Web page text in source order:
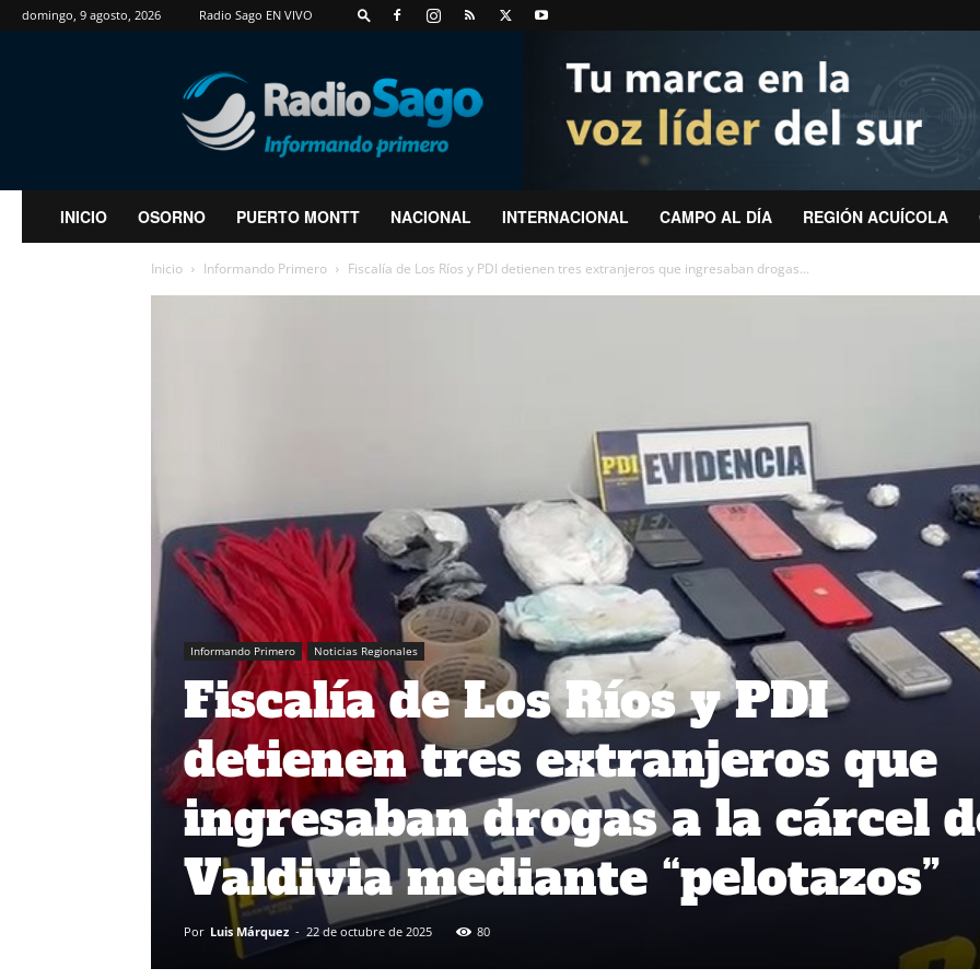
domingo, 9 agosto, 2026 Radio Sago EN VIVO
RadioSago
INICIO OSORNO PUERTO MONTT NACIONAL INTERNACIONAL CAMPO AL DÍA REGIÓN ACUÍCOLA
Inicio Informando Primero Fiscalía de Los Ríos y PDI detienen tres extranjeros que ingresaban drogas...
Informando Primero Noticias Regionales
Fiscalía de Los Ríos y PDI
detienen tres extranjeros que
ingresaban drogas a la cárcel
Valdivia mediante “pelotazos”
Por Luis Márquez - 22 de octubre de 2025 80